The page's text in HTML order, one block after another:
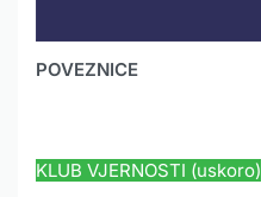
POVEZNICE
KLUB VJERNOSTI (uskoro)